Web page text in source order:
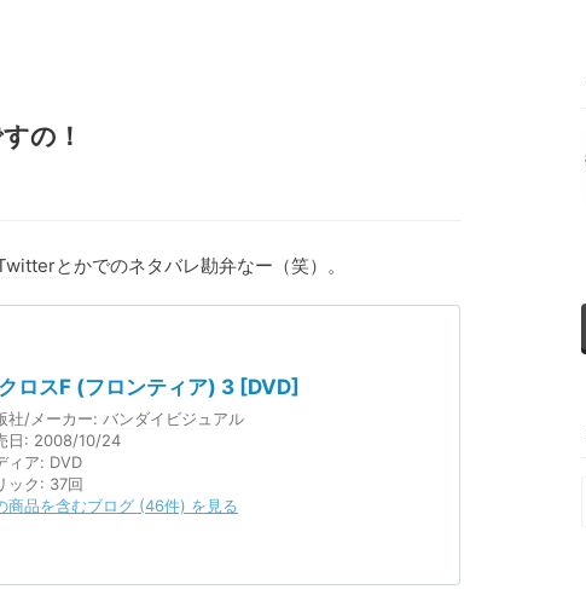
の！
とかでのネタバレ勘弁なー（笑）。
ロスF (フロンティア) 3 [DVD]
社/メーカー: バンダイビジュアル
日: 2008/10/24
ィア: DVD
ック: 37回
商品を含むブログ (46件) を見る